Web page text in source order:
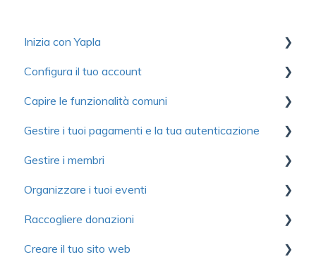
Inizia con Yapla
Raccolta di risorse utili per scoprire Yapla
Per iniziare
Ottimizzare l'utilizzo di Yapla
Informazioni su Yapla
Configura il tuo account
Primi passi
Account
Fatturazione
Licenze e utenti
Domande frequenti
Capire le funzionalità comuni
Comunicazioni
Moduli
Immagini e media
Domande frequenti
Gestire i tuoi pagamenti e la tua autenticazione
Autenticazione
Pagamento
Contributo volontario e commissione
Domande frequenti
Gestire i membri
Primi passi
Importare i membri
Campagne di adesione semplificate
Organizzare i tuoi eventi
Primi passi
Configurazione
Raccogliere donazioni
Primi passi
Creare il tuo sito web